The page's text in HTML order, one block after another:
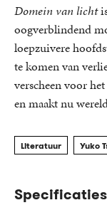
Domein van licht
oogverblindend
loepzuivere
te komen van
verscheen voor
en maakt nu
Literatuur Yuko
Specificaties